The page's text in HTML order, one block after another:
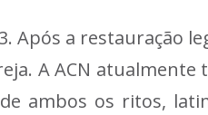
Após a restauração
A ACN
ambos os ritos,